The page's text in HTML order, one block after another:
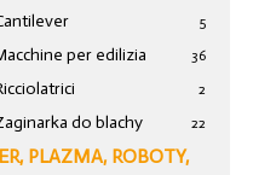
5
per edilizia 36
2
do blachy 22
PLAZMA, ROBOTY,